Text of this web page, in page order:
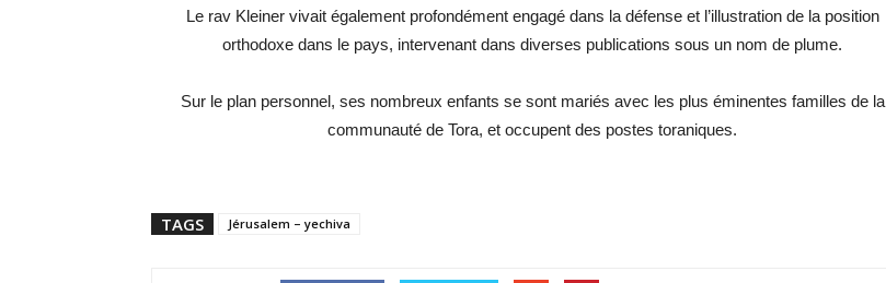
Le rav Kleiner vivait également profondément engagé dans la défense et l’illustration de la position
orthodoxe dans le pays, intervenant dans diverses publications sous un nom de plume.
Sur le plan personnel, ses nombreux enfants se sont mariés avec les plus éminentes familles de la
communauté de Tora, et occupent des postes toraniques.
TAGS Jérusalem – yechiva